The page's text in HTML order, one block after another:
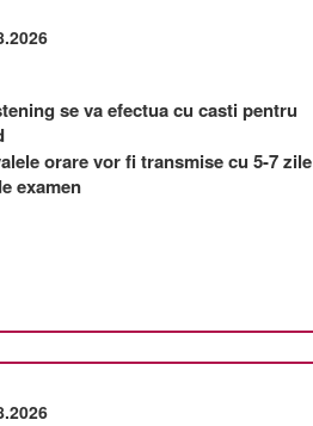
se va efectua cu casti pentru
orare vor fi transmise cu 5-7 zile
examen